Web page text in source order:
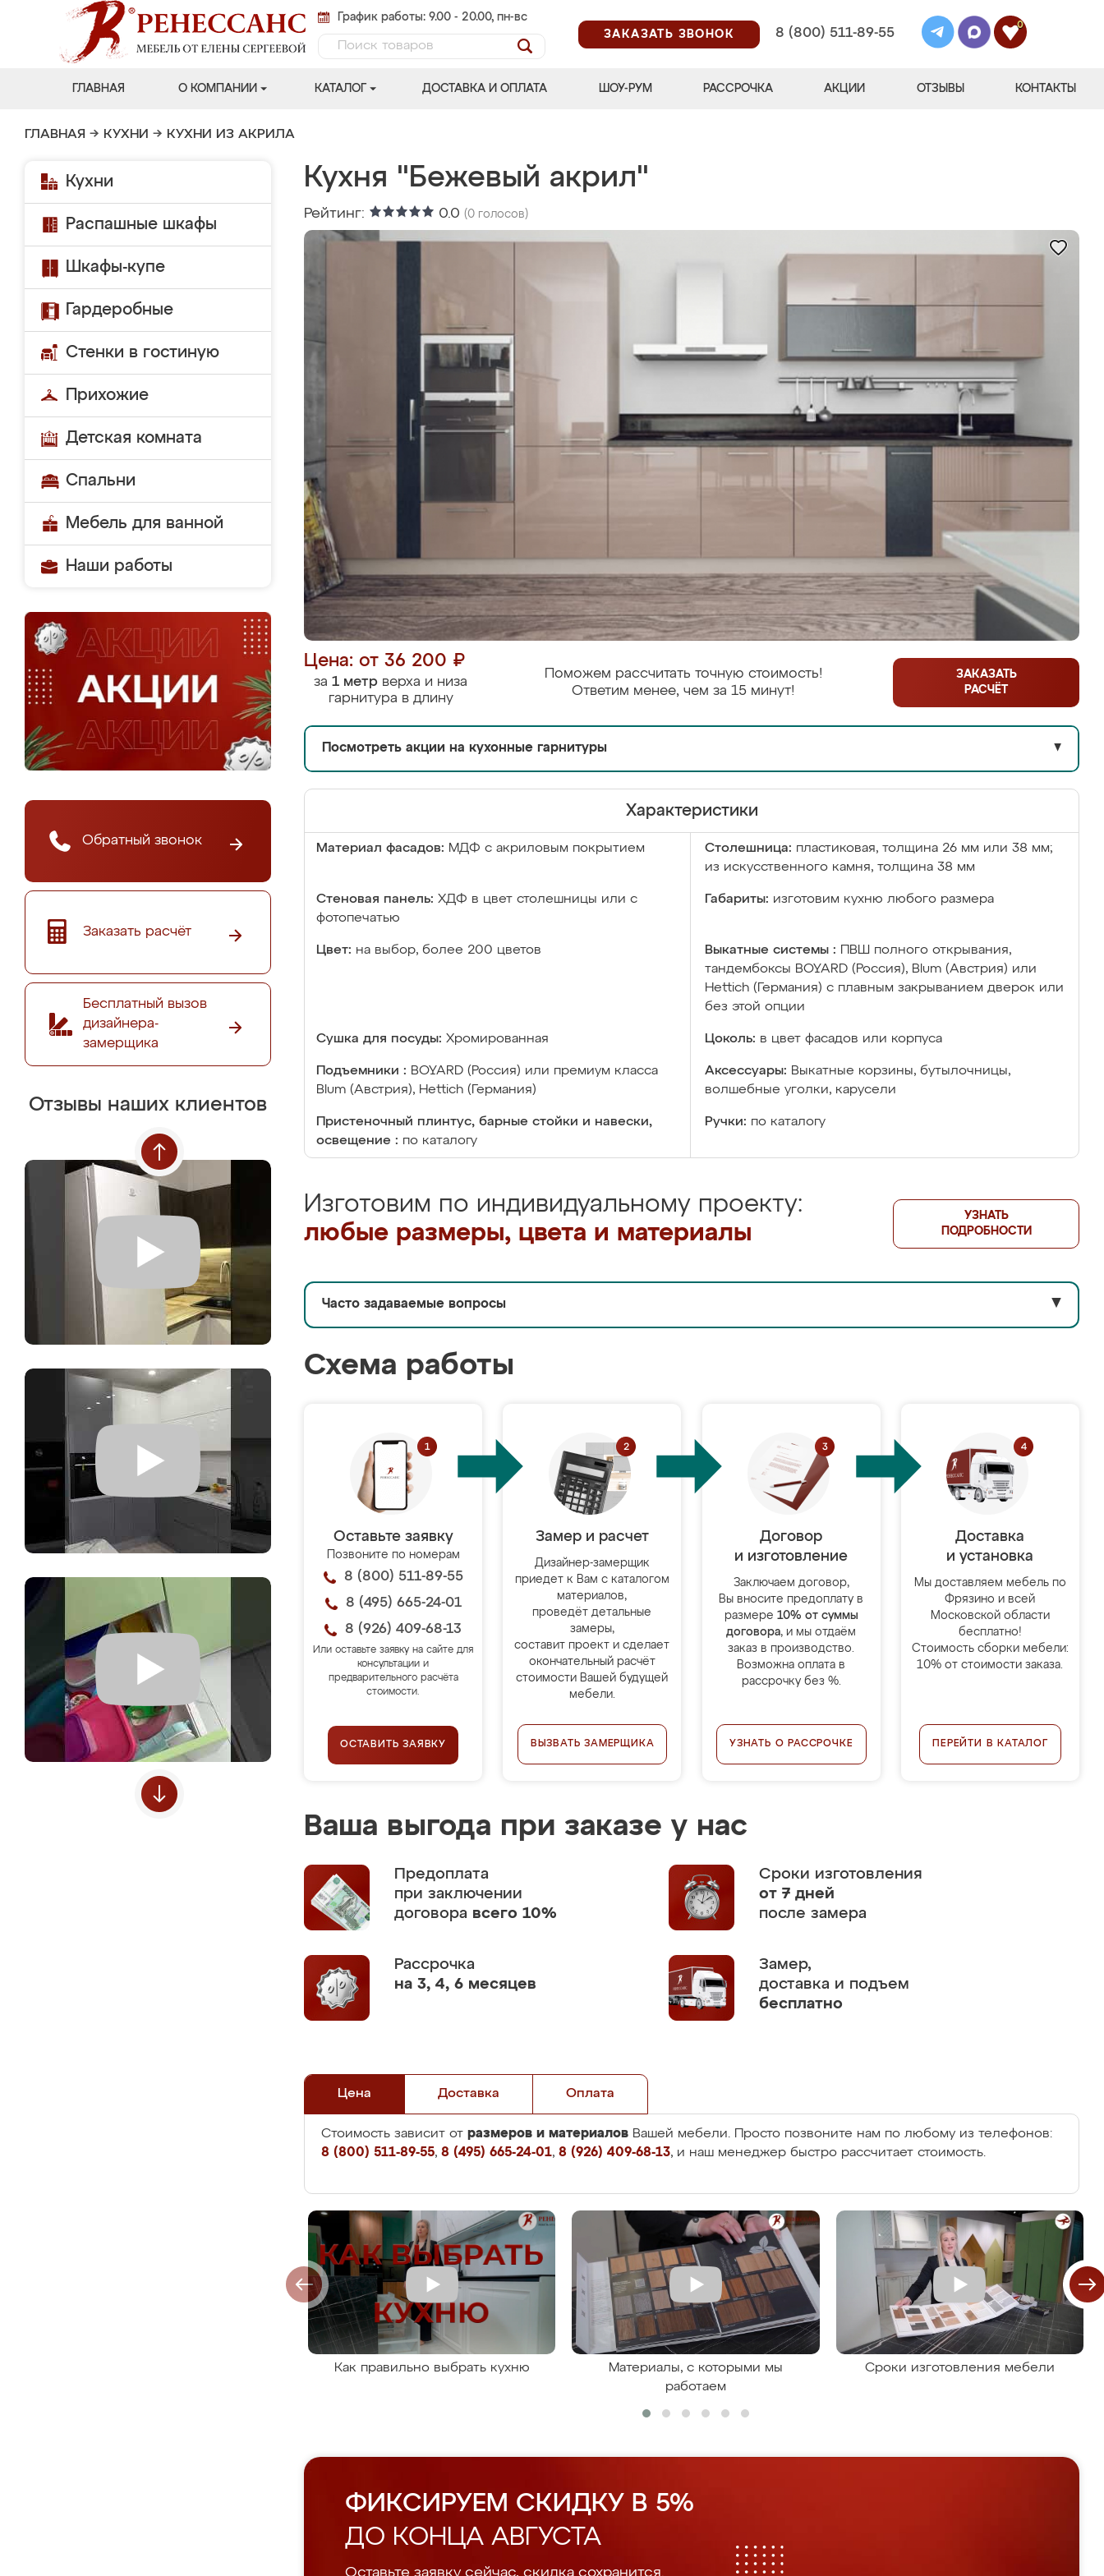
График работы: 9.00 - 20.00, пн-вс
ЗАКАЗАТЬ ЗВОНОК
8 (800) 511-89-55
0
ГЛАВНАЯ О КОМПАНИИ КАТАЛОГ ДОСТАВКА И ОПЛАТА ШОУ-РУМ РАССРОЧКА АКЦИИ ОТЗЫВЫ КОНТАКТЫ
ГЛАВНАЯ → КУХНИ → КУХНИ ИЗ АКРИЛА
Кухни
Распашные шкафы
Шкафы-купе
Гардеробные
Стенки в гостиную
Прихожие
Детская комната
Спальни
Мебель для ванной
Наши работы
Обратный звонок
Заказать расчёт
Бесплатный вызов
дизайнера-
замерщика
Отзывы наших клиентов
Кухня "Бежевый акрил"
Рейтинг: 0.0 (0 голосов)
Цена: от 36 200 ₽
за 1 метр верха и низа
гарнитура в длину
Поможем рассчитать точную стоимость!
Ответим менее, чем за 15 минут!
ЗАКАЗАТЬ
РАСЧЁТ
Посмотреть акции на кухонные гарнитуры ▼
Характеристики
Материал фасадов: МДФ с акриловым покрытием Столешница: пластиковая, толщина 26 мм или 38 мм;
из искусственного камня, толщина 38 мм
Стеновая панель: ХДФ в цвет столешницы или с
фотопечатью
Габариты: изготовим кухню любого размера
Цвет: на выбор, более 200 цветов Выкатные системы :
ПВШ полного открывания,
тандембоксы BOYARD (Россия), Blum (Австрия) или
Hettich (Германия) с плавным закрыванием дверок или
без этой опции
Сушка для посуды: Хромированная Цоколь: в цвет фасадов или корпуса
Подъемники : BOYARD (Россия) или премиум класса
Blum (Австрия), Hettich (Германия)
Аксессуары: Выкатные корзины, бутылочницы,
волшебные уголки, карусели
Пристеночный плинтус, барные стойки и навески,
освещение : по каталогу
Ручки: по каталогу
Изготовим по индивидуальному проекту:
любые размеры, цвета и материалы
УЗНАТЬ
ПОДРОБНОСТИ
Часто задаваемые вопросы ▼
Схема работы
Оставьте заявку
Позвоните по номерам
8 (800) 511-89-55
8 (495) 665-24-01
8 (926) 409-68-13
Или оставьте заявку на сайте для
консультации и
предварительного расчёта
стоимости.
ОСТАВИТЬ ЗАЯВКУ
Замер и расчет
Дизайнер-замерщик
приедет к Вам с каталогом
материалов,
проведёт детальные
замеры,
составит проект и сделает
окончательный расчёт
стоимости Вашей будущей
мебели.
ВЫЗВАТЬ ЗАМЕРЩИКА
Договор
и изготовление
Заключаем договор,
Вы вносите предоплату в
размере 10% от суммы
договора, и мы отдаём
заказ в производство.
Возможна оплата в
рассрочку без %.
УЗНАТЬ О РАССРОЧКЕ
Доставка
и установка
Мы доставляем мебель по
Фрязино и всей
Московской области
бесплатно!
Стоимость сборки мебели:
10% от стоимости заказа.
ПЕРЕЙТИ В КАТАЛОГ
Ваша выгода при заказе у нас
Предоплата
при заключении
договора всего 10%
Сроки изготовления
от 7 дней
после замера
Рассрочка
на 3, 4, 6 месяцев
Замер,
доставка и подъем
бесплатно
Цена Доставка Оплата
Стоимость зависит от размеров и материалов Вашей мебели. Просто позвоните нам по любому из телефонов:
8 (800) 511-89-55, 8 (495) 665-24-01, 8 (926) 409-68-13, и наш менеджер быстро рассчитает стоимость.
Как правильно выбрать кухню
Материалы, с которыми мы
работаем
Сроки изготовления мебели
ФИКСИРУЕМ СКИДКУ В 5%
ДО КОНЦА АВГУСТА
Оставьте заявку сейчас, скидка сохранится.